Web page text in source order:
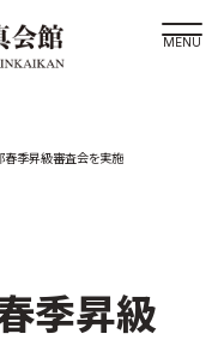
裁 紹介
長 紹介
季昇級審査会を実施
季昇級